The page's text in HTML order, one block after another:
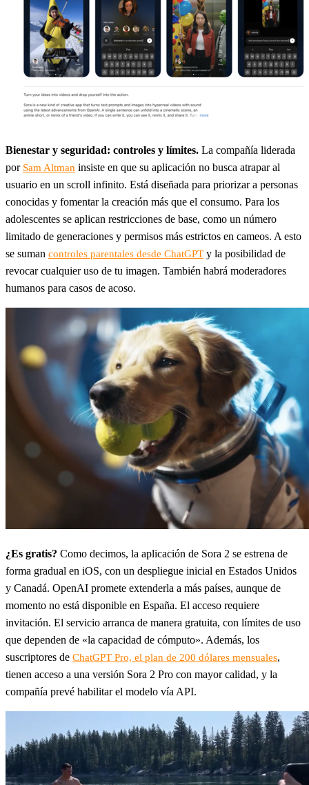
Bienestar y seguridad: controles y límites. La compañía liderada
por Sam Altman insiste en que su aplicación no busca atrapar al
usuario en un scroll infinito. Está diseñada para priorizar a personas
conocidas y fomentar la creación más que el consumo. Para los
adolescentes se aplican restricciones de base, como un número
limitado de generaciones y permisos más estrictos en cameos. A esto
se suman controles parentales desde ChatGPT y la posibilidad de
revocar cualquier uso de tu imagen. También habrá moderadores
humanos para casos de acoso.
¿Es gratis? Como decimos, la aplicación de Sora 2 se estrena de
forma gradual en iOS, con un despliegue inicial en Estados Unidos
y Canadá. OpenAI promete extenderla a más países, aunque de
momento no está disponible en España. El acceso requiere
invitación. El servicio arranca de manera gratuita, con límites de uso
que dependen de «la capacidad de cómputo». Además, los
suscriptores de ChatGPT Pro, el plan de 200 dólares mensuales,
tienen acceso a una versión Sora 2 Pro con mayor calidad, y la
compañía prevé habilitar el modelo vía API.